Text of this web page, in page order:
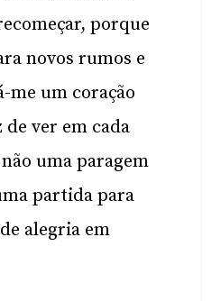
porque
novos rumos e
me um coração
ver em cada
uma paragem
partida para
alegria em